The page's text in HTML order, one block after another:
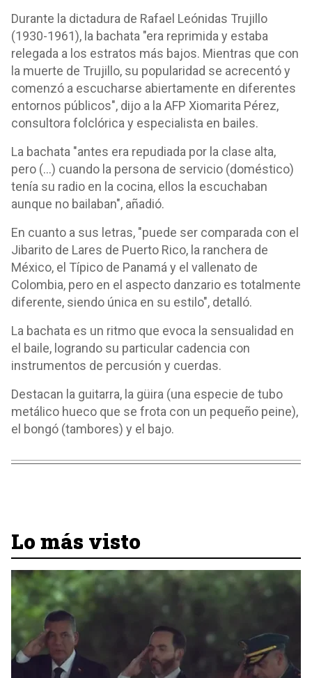
Durante la dictadura de Rafael Leónidas Trujillo
(1930-1961), la bachata "era reprimida y estaba
relegada a los estratos más bajos. Mientras que con
la muerte de Trujillo, su popularidad se acrecentó y
comenzó a escucharse abiertamente en diferentes
entornos públicos", dijo a la AFP Xiomarita Pérez,
consultora folclórica y especialista en bailes.
La bachata "antes era repudiada por la clase alta,
pero (...) cuando la persona de servicio (doméstico)
tenía su radio en la cocina, ellos la escuchaban
aunque no bailaban", añadió.
En cuanto a sus letras, "puede ser comparada con el
Jibarito de Lares de Puerto Rico, la ranchera de
México, el Típico de Panamá y el vallenato de
Colombia, pero en el aspecto danzario es totalmente
diferente, siendo única en su estilo", detalló.
La bachata es un ritmo que evoca la sensualidad en
el baile, logrando su particular cadencia con
instrumentos de percusión y cuerdas.
Destacan la guitarra, la güira (una especie de tubo
metálico hueco que se frota con un pequeño peine),
el bongó (tambores) y el bajo.
Lo más visto